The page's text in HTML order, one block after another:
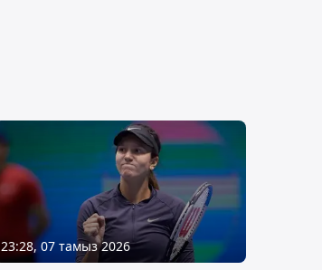
23:28, 07 тамыз 2026